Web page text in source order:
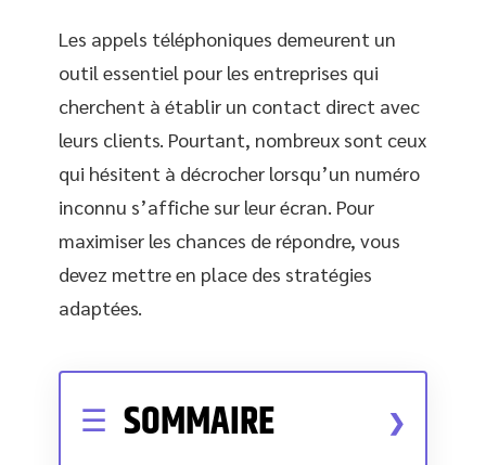
Les appels téléphoniques demeurent un
outil essentiel pour les entreprises qui
cherchent à établir un contact direct avec
leurs clients. Pourtant, nombreux sont ceux
qui hésitent à décrocher lorsqu’un numéro
inconnu s’affiche sur leur écran. Pour
maximiser les chances de répondre, vous
devez mettre en place des stratégies
adaptées.
SOMMAIRE